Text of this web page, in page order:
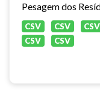
CSV CSV CSV
CSV
CSV